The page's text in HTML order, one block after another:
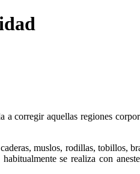
corregir aquellas regiones
muslos, rodillas, tobillos,
se realiza con